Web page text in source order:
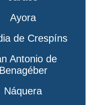
Ayora
de Crespíns
Antonio de
Benagéber
Náquera